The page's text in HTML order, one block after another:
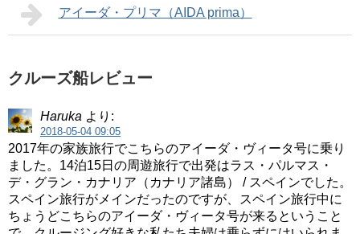
アイーダ・プリマ（AIDA prima）
クルーズ船レビュー
Haruka より:
2018-05-04 09:05
2017年の家族旅行でこちらのアイーダ・ヴィータ号に乗り
ました。14泊15日の周遊旅行で出発はラス・パルマス・
デ・グラン・カナリア（カナリア諸島） / スペインでした。
スペイン旅行がメインだったのですが、スペイン旅行中に
ちょうどこちらのアイーダ・ヴィータ号が来るということ